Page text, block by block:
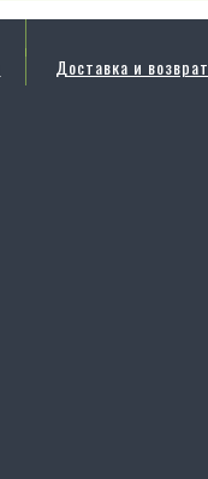
Доставка и возврат